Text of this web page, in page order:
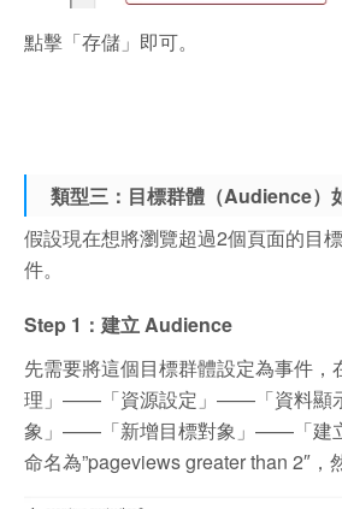
點擊「存儲」即可。
類型三：目標群體（Audience）
假設現在想將瀏覽超過2個頁面的目
件。
Step 1：建立 Audience
先需要將這個目標群體設定為事件，
理」——「資源設定」——「資料顯
象」——「新增目標對象」——「建
命名為”pageviews greater than 2″，